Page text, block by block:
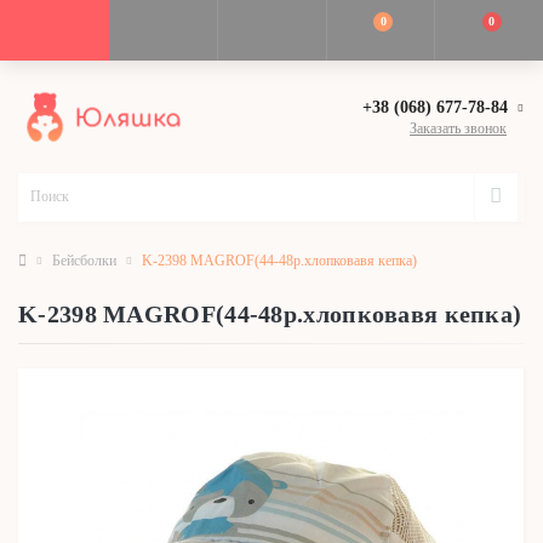
0 0
+38 (068) 677-78-84
Заказать звонок
Бейсболки K-2398 MAGROF(44-48р.хлопковавя кепка)
K-2398 MAGROF(44-48р.хлопковавя кепка)